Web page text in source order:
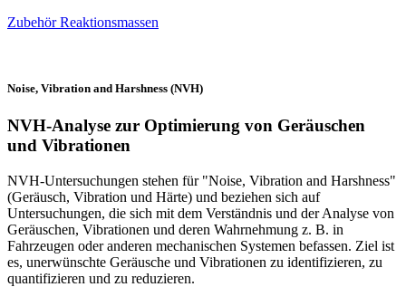
Zubehör Reaktionsmassen
Noise, Vibration and Harshness (NVH)
NVH-Analyse zur Optimierung von Geräuschen
und Vibrationen
NVH-Untersuchungen stehen für "Noise, Vibration and Harshness"
(Geräusch, Vibration und Härte) und beziehen sich auf
Untersuchungen, die sich mit dem Verständnis und der Analyse von
Geräuschen, Vibrationen und deren Wahrnehmung z. B. in
Fahrzeugen oder anderen mechanischen Systemen befassen. Ziel ist
es, unerwünschte Geräusche und Vibrationen zu identifizieren, zu
quantifizieren und zu reduzieren.